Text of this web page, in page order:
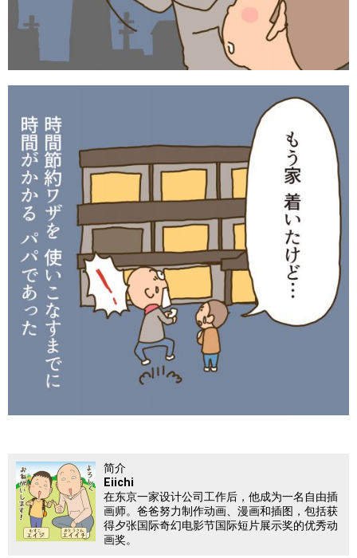
简介
Eiichi
在东京一家设计公司工作后，他成为一名自由插
画师。爸爸努力制作动画、漫画和插图，包括获
得夕张国际奇幻电影节国际短片展示奖的优秀动
画奖。